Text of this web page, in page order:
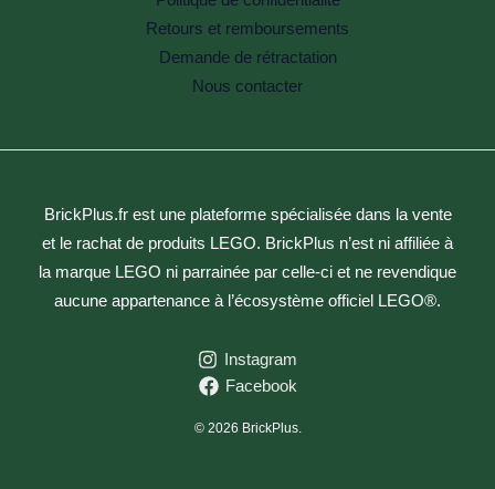
Retours et remboursements
Demande de rétractation
Nous contacter
BrickPlus.fr est une plateforme spécialisée dans la vente
et le rachat de produits LEGO. BrickPlus n’est ni affiliée à
la marque LEGO ni parrainée par celle-ci et ne revendique
aucune appartenance à l’écosystème officiel LEGO®.
Instagram
Facebook
© 2026 BrickPlus.